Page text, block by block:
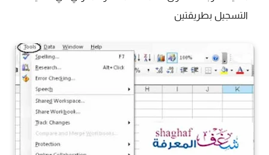
التسجيل بطريقتين